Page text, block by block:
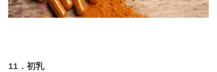
11．初乳